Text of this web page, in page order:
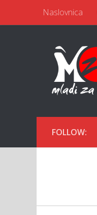
Naslovnica
FOLLOW: